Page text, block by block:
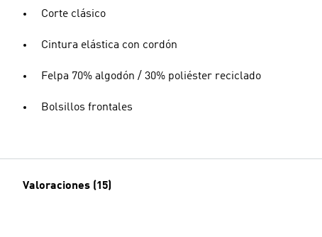
Corte clásico
Cintura elástica con cordón
Felpa 70% algodón / 30% poliéster reciclado
Bolsillos frontales
Valoraciones (15)